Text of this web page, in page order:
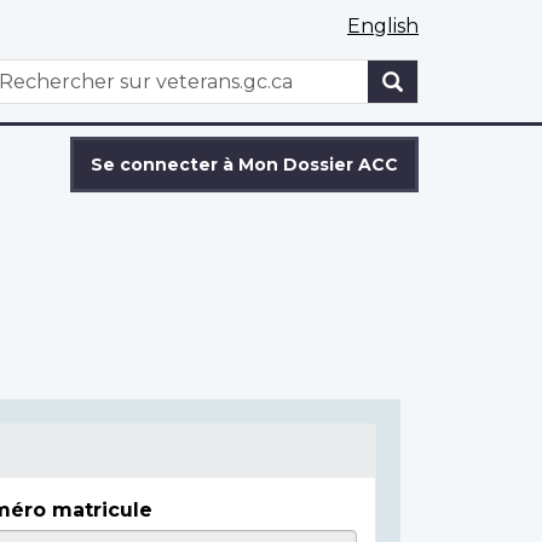
English
WxT
Se connecter à Mon Dossier ACC
matricule